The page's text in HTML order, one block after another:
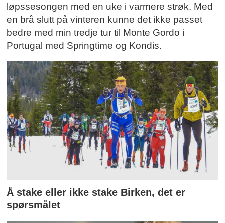
løpssesongen med en uke i varmere strøk. Med
en brå slutt på vinteren kunne det ikke passet
bedre med min tredje tur til Monte Gordo i
Portugal med Springtime og Kondis.
Å stake eller ikke stake Birken, det er
spørsmålet